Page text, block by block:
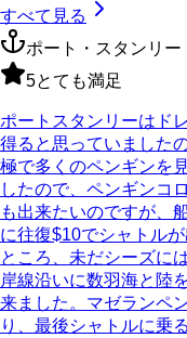
すべて見る
ポート・スタンリー
5とても満足
ポートスタンリーはド
得ると思っていました
極で多くのペンギンを
したので、ペンギンコ
も出来たいのですが、
に往復$10でシャトル
ところ、未だシーズに
岸線沿いに数羽海と陸
来ました。マゼランペ
り、最後シャトルに乗